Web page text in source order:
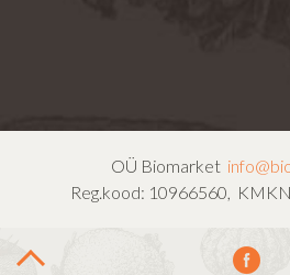
OÜ Biomarket
Reg.kood: 10966560,